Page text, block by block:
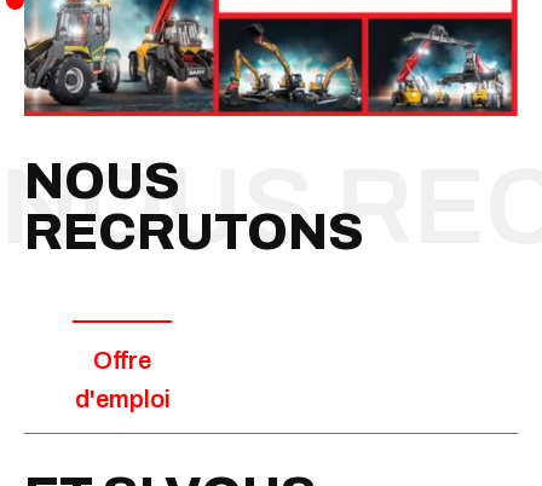
NOUS
RECRUTONS
Offre
d'emploi